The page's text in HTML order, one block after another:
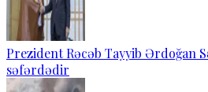
Prezident Rəcəb Tayyib Ərdoğan
səfərdədir